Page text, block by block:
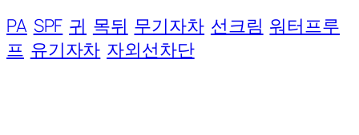
PA SPF 귀 목뒤 무기자차 선크림 워터프루
프 유기자차 자외선차단